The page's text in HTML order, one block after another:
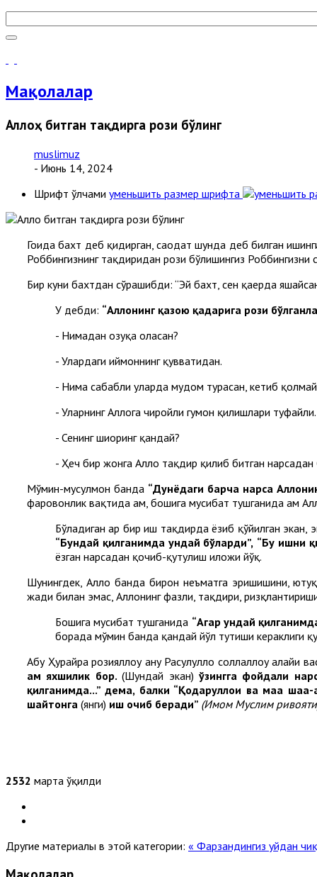
Мақолалар
Аллоҳ битган тақдирга рози бўлинг
muslimuz
- Июнь 14, 2024
Шрифт ўлчами уменьшить размер шрифта
Гоҳида бахт деб қидирган, саодат шунда деб билган
Роббингизнинг тақдиридан рози бўлишингиз
Бир куни бахтдан сўрашибди: “Эй бахт, сен қаерда
У дебди: “Аллоҳнинг қазою қадарига рози
- Нимадан озуқа оласан?
- Улардаги иймоннинг қувватидан.
- Нима сабабли уларда мудом турасан, кетиб
- Уларнинг Аллоҳга чиройли гумон қилишлари туфайли.
- Сенинг шиоринг қандай?
- Ҳеч бир жонга Аллоҳ тақдир қилиб битган
Мўмин-мусулмон банда “Дунёдаги барча нарса
фаровонлик вақтида ҳам, бошига мусибат тушганида ҳам
Бўладиган ҳар бир иш тақдирда ёзиб қўйилган
“Бундай қилганимда ундай бўларди”, “Бу ишни
ёзган нарсадан қочиб-қутулиш иложи йўқ.
Шунингдек, Аллоҳ банда бирон неъматга эришишини,
жаҳди билан эмас, Аллоҳнинг фазли, тақдири,
Бошига мусибат тушганида “Агар ундай
борада мўмин банда қандай йўл тутиши кераклиги
Абу Ҳурайра розияллоҳу анҳу Расулуллоҳ соллаллоҳу
ҳам яхшилик бор.(Шундай экан) ўзингга фойдали
қилганимда...” дема, балки “Қодаруллоҳи ва маа
шайтонга (янги) иш очиб беради” (Имом Муслим
2532 марта ўқилди
Другие материалы в этой категории: « Фарзандингиз уйдан